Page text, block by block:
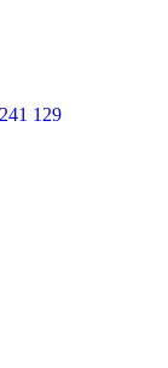
129